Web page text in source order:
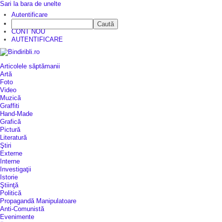
CONT NOU
AUTENTIFICARE
Articolele săptămanii
Artă
Foto
Video
Muzică
Graffiti
Hand-Made
Grafică
Pictură
Literatură
Ştiri
Externe
Interne
Investigaţii
Istorie
Ştiinţă
Politică
Propagandă Manipulatoare
Anti-Comunistă
Evenimente
Sari la bara de unelte
Autentificare
Caută